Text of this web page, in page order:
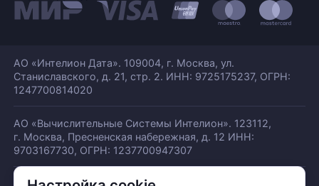
АО «Интелион Дата». 109004, г. Москва, ул.
Станиславского, д. 21, стр. 2. ИНН: 9725175237, ОГРН:
1247700814020
АО «Вычислительные Системы Интелион». 123112,
г. Москва, Пресненская набережная, д. 12 ИНН:
9703167730, ОГРН: 1237700947307